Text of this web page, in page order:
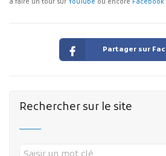
à faire un tour sur YouTube ou encore Facebook
Partager sur
Rechercher sur le site